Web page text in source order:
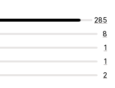
285
8
1
1
2